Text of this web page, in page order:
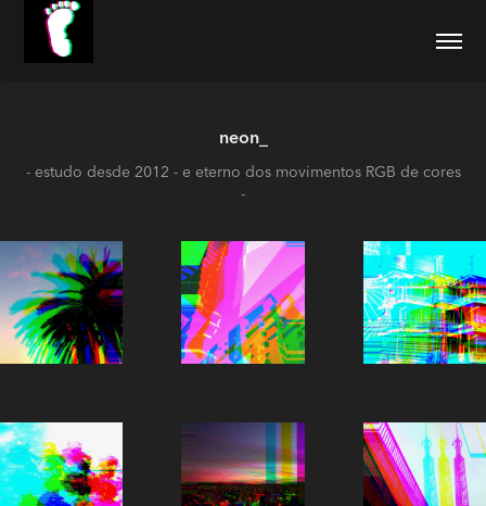
neon_
- estudo desde 2012 - e eterno dos movimentos RGB de cores
-